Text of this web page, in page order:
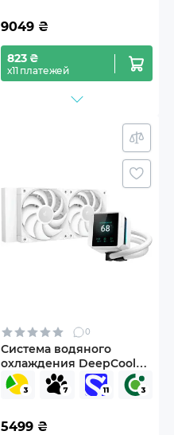
9049 ₴
823 ₴
х11 платежей
0
Система водяного
охлаждения DeepCool
Mystique 240 White (R-
LX240-WHDSNMP-G-1)
5499 ₴